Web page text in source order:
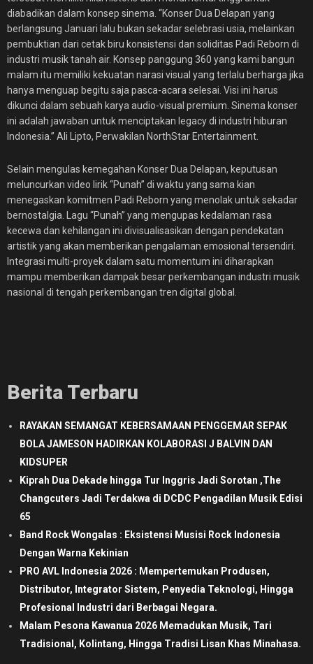
diabadikan dalam konsep sinema. “Konser Dua Delapan yang
berlangsung Januari lalu bukan sekadar selebrasi usia, melainkan
pembuktian dari cetak biru konsistensi dan soliditas Padi Reborn di
industri musik tanah air. Konsep panggung 360 yang kami bangun
malam itu memiliki kekuatan narasi visual yang terlalu berharga jika
hanya menguap begitu saja pasca-acara selesai. Visi ini harus
dikunci dalam sebuah karya audio-visual premium. Sinema konser
ini adalah jawaban untuk menciptakan legacy di industri hiburan
Indonesia.” Ali Lipto, Perwakilan NorthStar Entertainment.
Selain mengulas kemegahan Konser Dua Delapan, keputusan
meluncurkan video lirik “Punah” di waktu yang sama kian
menegaskan komitmen Padi Reborn yang menolak untuk sekadar
bernostalgia. Lagu “Punah” yang mengupas kedalaman rasa
kecewa dan kehilangan ini divisualisasikan dengan pendekatan
artistik yang akan memberikan pengalaman emosional tersendiri.
Integrasi multi-proyek dalam satu momentum ini diharapkan
mampu memberikan dampak besar perkembangan industri musik
nasional di tengah perkembangan tren digital global.
Berita Terbaru
RAYAKAN SEMANGAT KEBERSAMAAN PENGGEMAR SEPAK
BOLA JAMESON HADIRKAN KOLABORASI J BALVIN DAN
KIDSUPER
Kiprah Dua Dekade hingga Tur Inggris Jadi Sorotan ,The
Changcuters Jadi Terdakwa di DCDC Pengadilan Musik Edisi
65
Band Rock Wongalas : Eksistensi Musisi Rock Indonesia
Dengan Warna Kekinian
PRO AVL Indonesia 2026 : Mempertemukan Produsen,
Distributor, Integrator Sistem, Penyedia Teknologi, Hingga
Profesional Industri dari Berbagai Negara.
Malam Pesona Kawanua 2026 Memadukan Musik, Tari
Tradisional, Kolintang, Hingga Tradisi Lisan Khas Minahasa.